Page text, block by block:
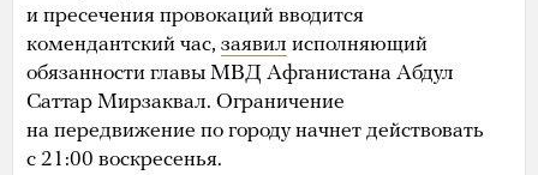
и пресечения провокаций вводится
комендантский час, заявил исполняющий
обязанности главы МВД Афганистана Абдул
Саттар Мирзаквал. Ограничение
на передвижение по городу начнет действовать
с 21:00 воскресенья.